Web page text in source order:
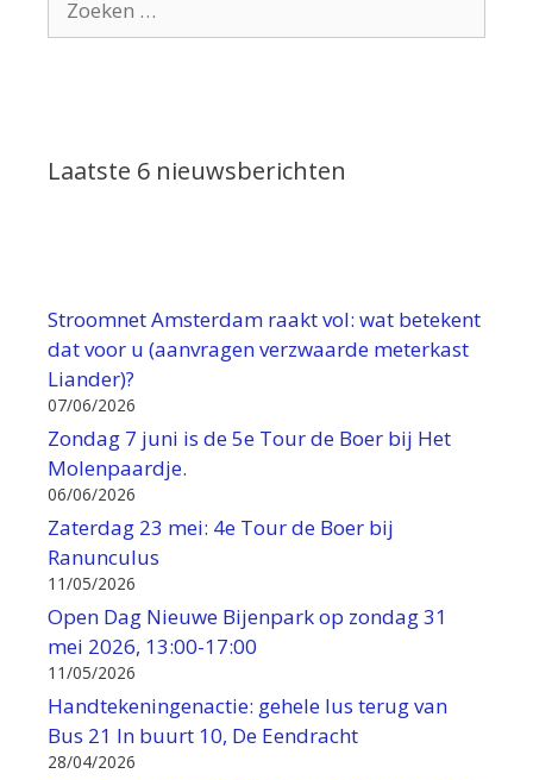
naar:
Laatste 6 nieuwsberichten
Stroomnet Amsterdam raakt vol: wat betekent
dat voor u (aanvragen verzwaarde meterkast
Liander)?
07/06/2026
Zondag 7 juni is de 5e Tour de Boer bij Het
Molenpaardje.
06/06/2026
Zaterdag 23 mei: 4e Tour de Boer bij
Ranunculus
11/05/2026
Open Dag Nieuwe Bijenpark op zondag 31
mei 2026, 13:00-17:00
11/05/2026
Handtekeningenactie: gehele lus terug van
Bus 21 In buurt 10, De Eendracht
28/04/2026